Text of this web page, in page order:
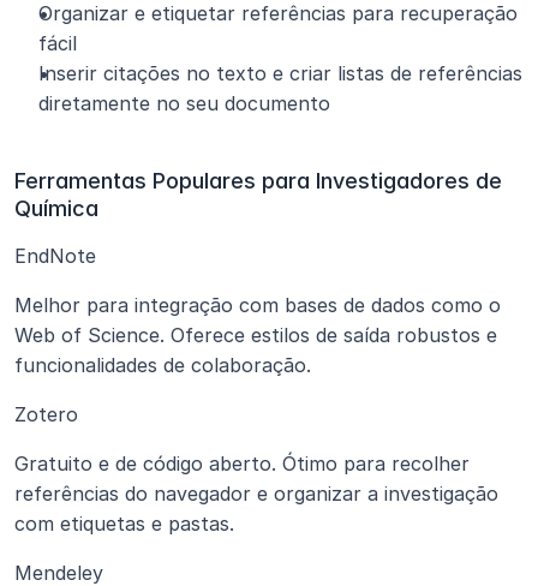
Organizar e etiquetar referências para recuperação
fácil
Inserir citações no texto e criar listas de referências
diretamente no seu documento
Ferramentas Populares para Investigadores de
Química
EndNote
Melhor para integração com bases de dados como o
Web of Science. Oferece estilos de saída robustos e
funcionalidades de colaboração.
Zotero
Gratuito e de código aberto. Ótimo para recolher
referências do navegador e organizar a investigação
com etiquetas e pastas.
Mendeley